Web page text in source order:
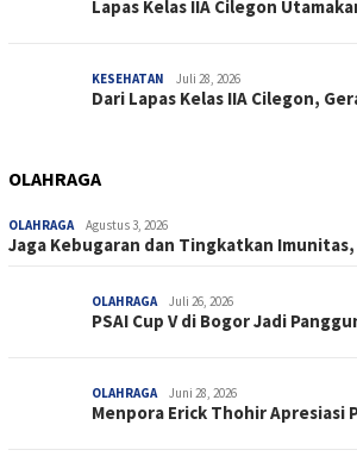
Lapas Kelas IIA Cilegon
KESEHATAN Juli 28, 2026
Dari Lapas Kelas IIA Cilegon,
OLAHRAGA
OLAHRAGA Agustus 3, 2026
Jaga Kebugaran dan Tingkatkan
OLAHRAGA Juli 26, 2026
PSAI Cup V di Bogor Jadi
OLAHRAGA Juni 28, 2026
Menpora Erick Thohir Apresiasi